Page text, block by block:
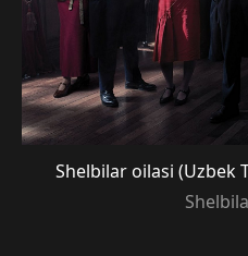
Shelbilar oilasi (Uzbek